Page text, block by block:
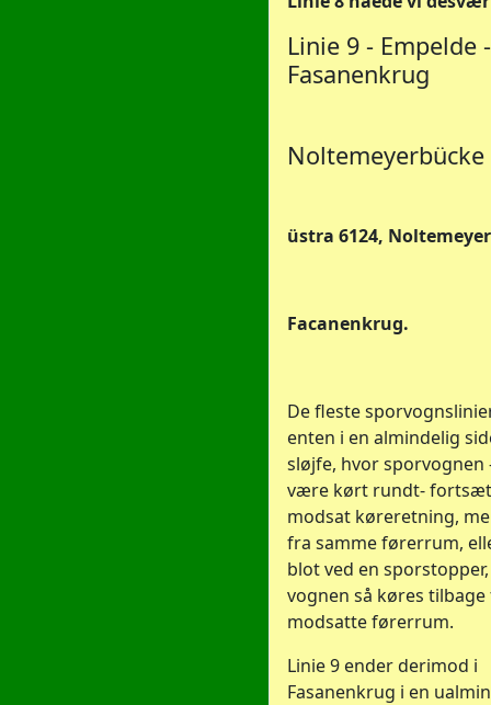
Linie 9 - Empelde -
Fasanenkrug
Noltemeyerbücke
üstra 6124,
Facanenkrug.
De fleste
enten i en almindelig
sløjfe, hvor sporvognen
være kørt rundt-
modsat køreretning,
fra samme førerrum,
blot ved en
vognen så køres
modsatte førerrum.
Linie 9 ender derimod i
Fasanenkrug i en